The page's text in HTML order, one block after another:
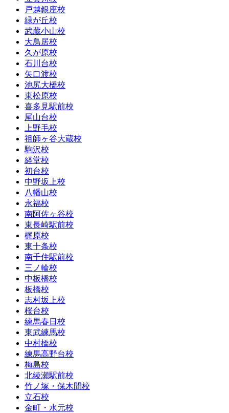
戸越銀座校
緑が丘校
武蔵小山校
大鳥居校
久が原校
石川台校
矢口渡校
池尻大橋校
東松原校
喜多見駅前校
尾山台校
上野毛校
祖師ヶ谷大蔵校
駒沢校
経堂校
初台校
中野坂上校
八幡山校
永福校
南阿佐ヶ谷校
東長崎駅前校
梶原校
東十条校
南千住駅前校
三ノ輪校
中板橋校
板橋校
志村坂上校
桜台校
練馬春日校
東武練馬校
中村橋校
練馬高野台校
梅島校
北綾瀬駅前校
竹ノ塚・保木間校
立石校
金町・水元校